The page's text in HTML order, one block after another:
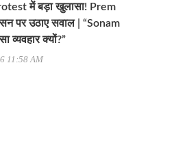
में बड़ा खुलासा! Prem
पर उठाए सवाल | “Sonam
व्यवहार क्यों?”
11:58 AM